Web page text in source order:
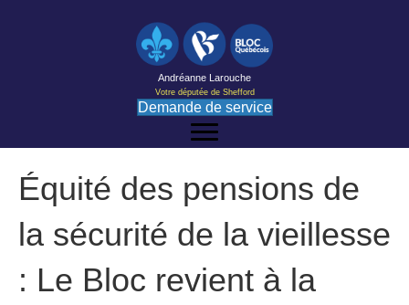
Andréanne Larouche
Votre députée de Shefford
Demande de service
Équité des pensions de
la sécurité de la vieillesse
: Le Bloc revient à la